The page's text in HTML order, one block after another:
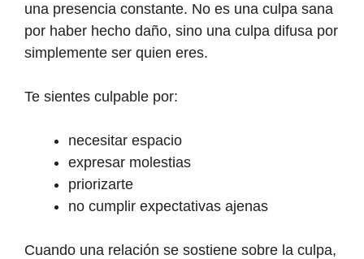
una presencia constante. No es una culpa sana
por haber hecho daño, sino una culpa difusa por
simplemente ser quien eres.
Te sientes culpable por:
necesitar espacio
expresar molestias
priorizarte
no cumplir expectativas ajenas
Cuando una relación se sostiene sobre la culpa,